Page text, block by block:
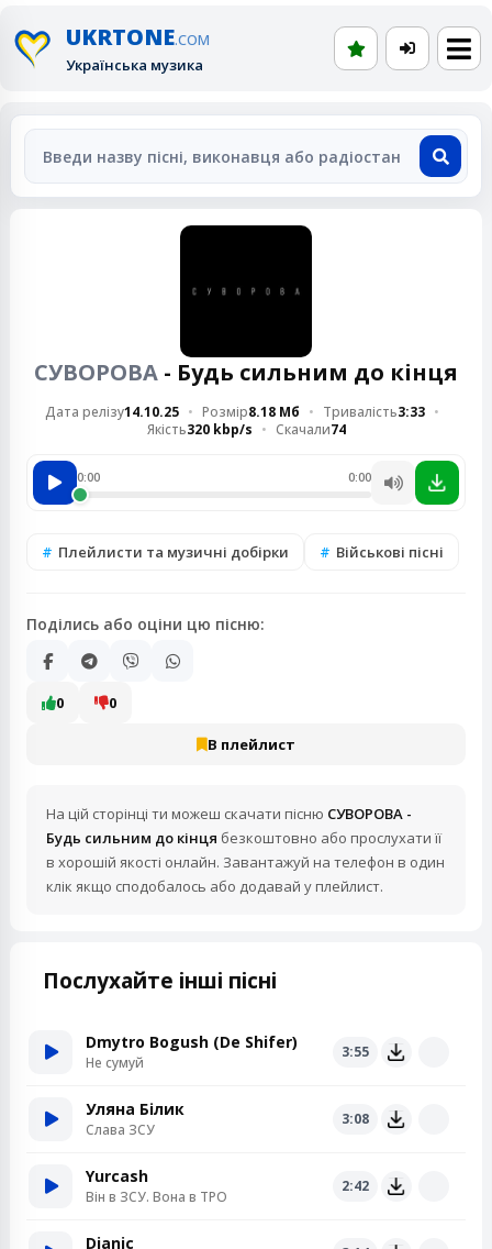
UKRTONE.COM
Українська музика
СУВОРОВА - Будь сильним до кінця
Дата релізу14.10.25 Розмір8.18 Мб Тривалість3:33
Якість320 kbp/s Скачали74
0:00 0:00
Плейлисти та музичні добірки Військові пісні
Поділись або оціни цю пісню:
0 0
В плейлист
На цій сторінці ти можеш скачати пісню СУВОРОВА -
Будь сильним до кінця безкоштовно або прослухати її
в хорошій якості онлайн. Завантажуй на телефон в один
клік якщо сподобалось або додавай у плейлист.
Послухайте інші пісні
Dmytro Bogush (De Shifer)
Не сумуй
3:55
Уляна Білик
Слава ЗСУ
3:08
Yurcash
Він в ЗСУ. Вона в ТРО
2:42
Dianic